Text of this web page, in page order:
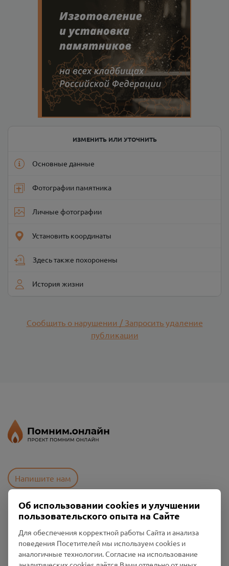
ИЗМЕНИТЬ ИЛИ УТОЧНИТЬ
Основные данные
Фотографии памятника
Личные фотографии
Установить координаты
Здесь также похоронены
История жизни
Сообщить о нарушении / Запросить удаление
публикации
Напишите нам
Пользовательское соглашение
Политика конфиденциальности
Промо-материалы
Настройки cookies
Об использовании cookies и улучшении
пользовательского опыта на Сайте
Для обеспечения корректной работы Сайта и анализа
поведения Посетителей мы используем cookies и
аналогичные технологии. Согласие на использование